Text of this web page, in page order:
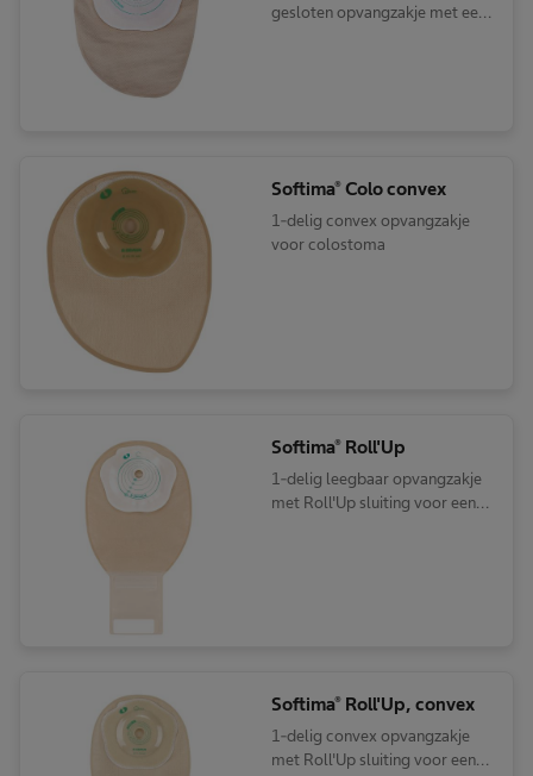
gesloten opvangzakje met een
Softima® Colo convex
1-delig convex opvangzakje
voor colostoma
Softima® Roll'Up
1-delig leegbaar opvangzakje
met Roll'Up sluiting voor een
Softima® Roll'Up, convex
1-delig convex opvangzakje
met Roll'Up sluiting voor een